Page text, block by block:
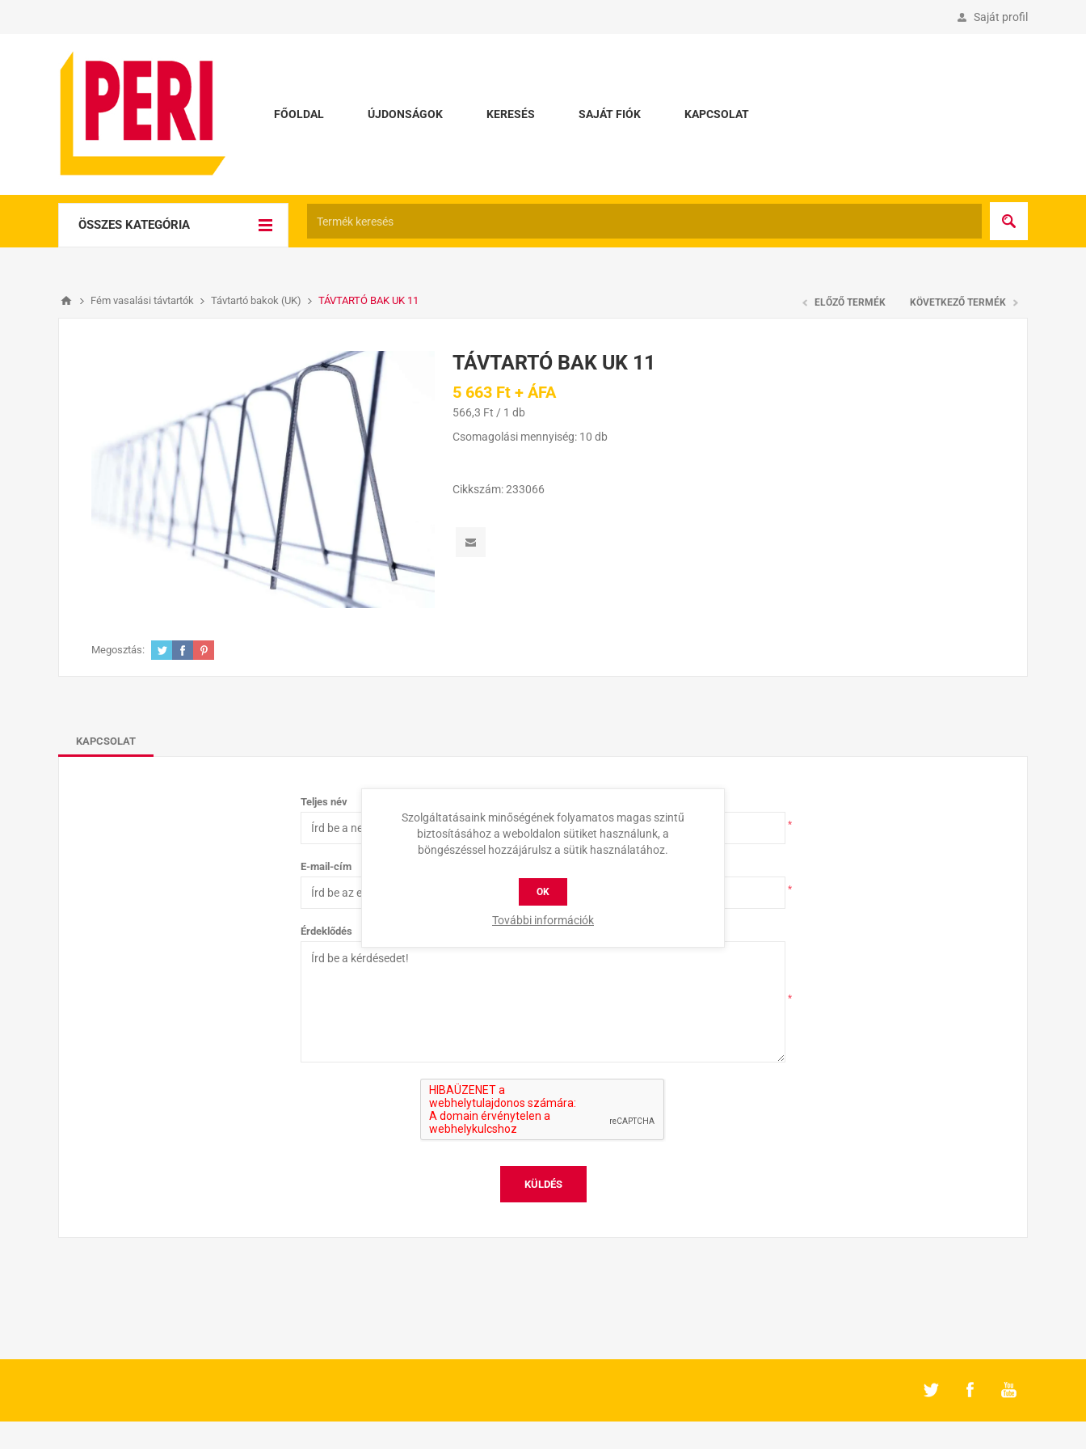
Saját profil
FŐOLDAL ÚJDONSÁGOK KERESÉS SAJÁT FIÓK KAPCSOLAT
ÖSSZES KATEGÓRIA
Fém vasalási távtartók Távtartó bakok (UK) TÁVTARTÓ BAK UK 11 ELŐZŐ TERMÉK KÖVETKEZŐ TERMÉK
TÁVTARTÓ BAK UK 11
5 663 Ft + ÁFA
566,3 Ft / 1 db
Csomagolási mennyiség: 10 db
Cikkszám: 233066
Megosztás:
KAPCSOLAT
Teljes név
*
E-mail-cím
*
Érdeklődés
*
KÜLDÉS
Szolgáltatásaink minőségének folyamatos magas szintű
biztosításához a weboldalon sütiket használunk, a
böngészéssel hozzájárulsz a sütik használatához.
OK
További információk